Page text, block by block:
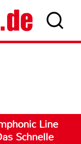
Line
Schnelle